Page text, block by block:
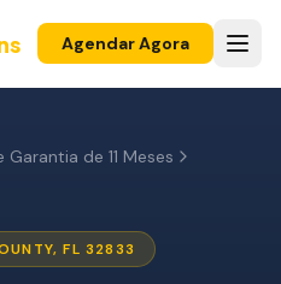
Agendar Agora
de 11 Meses
FL 32833